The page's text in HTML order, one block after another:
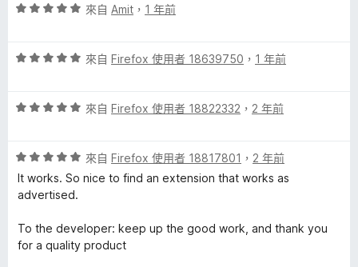
分
分
分
評
分
分
來自 Amit ， 1 年前
評
分
分
5
分
來自 Firefox 使用者 18639750 ， 1 年前
評
分
，
滿
5
分
來自 Firefox 使用者 18822332 ， 2 年前
評
價
5
，
滿
來自 Firefox 使用者 18817801 ， 2 年前
It works. So nice to find an extension that works as
advertised.
To the developer: keep up the good work, and thank you
for a quality product